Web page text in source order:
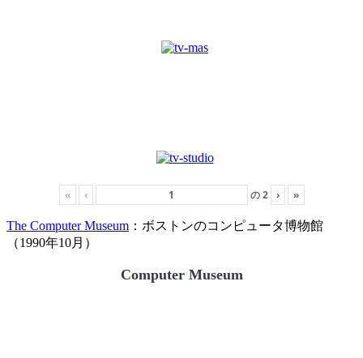
« ‹ の2 › »
The Computer Museum ：ボストンのコンピュータ博物館
（1990年10月）
Computer Museum